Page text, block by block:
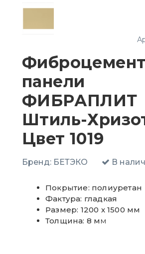
панели
ФИБРАПЛИТ
Штиль-
Цвет 1019
Бренд: БЕТЭКО В
Покрытие: полиуретан
Фактура: гладкая
Размер: 1200 х 1500 мм
Толщина: 8 мм